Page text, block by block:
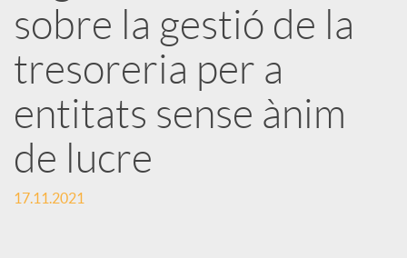
i
c
a
sobre la gestió de la
tresoreria per a
entitats sense ànim
de lucre
17.11.2021